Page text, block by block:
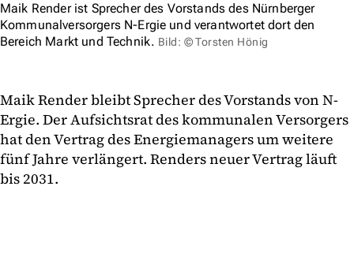
Maik Render ist Sprecher des Vorstands des Nürnberger
Kommunalversorgers N-Ergie und verantwortet dort den
Bereich Markt und Technik. Bild: © Torsten Hönig
Maik Render bleibt Sprecher des Vorstands von N-
Ergie. Der Aufsichtsrat des kommunalen Versorgers
hat den Vertrag des Energiemanagers um weitere
fünf Jahre verlängert. Renders neuer Vertrag läuft
bis 2031.